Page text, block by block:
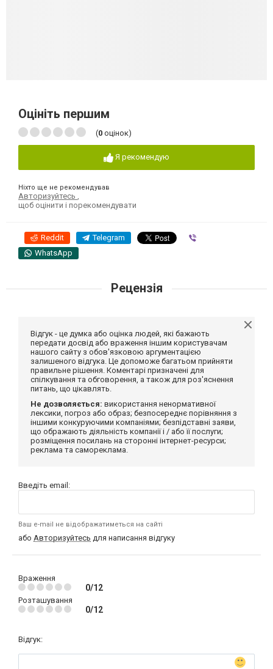
Оцініть першим
(0 оцінок)
Я рекомендую
Ніхто ще не рекомендував
Авторизуйтесь
щоб оцінити і порекомендувати
Reddit Telegram
WhatsApp
Рецензія
Відгук - це думка або оцінка людей, які бажають
передати досвід або враження іншим користувачам
нашого сайту з обов'язковою аргументацією
залишеного відгука. Це допоможе багатьом прийняти
правильне рішення. Коментарі призначені для
спілкування та обговорення, а також для роз'яснення
питань, що цікавлять.
Не дозволяється: використання ненормативної
лексики, погроз або образ; безпосереднє порівняння з
іншими конкуруючими компаніями; безпідставні заяви,
що ображають діяльність компанії і / або її послуги;
розміщення посилань на сторонні інтернет-ресурси;
реклама та самореклама.
Введіть email:
Ваш e-mail не відображатиметься на сайті
або Авторизуйтесь для написання відгуку
Враження
0/12
Розташування
0/12
Відгук: